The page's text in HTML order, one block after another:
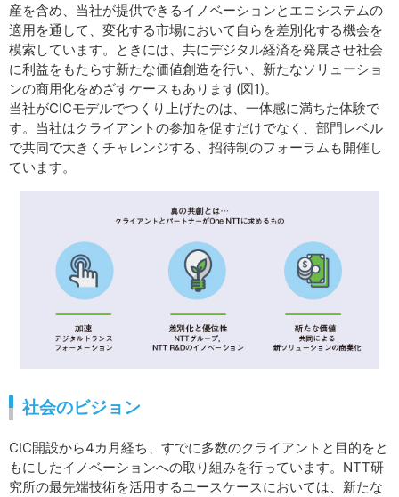
産を含め、当社が提供できるイノベーションとエコシステムの
適用を通して、変化する市場において自らを差別化する機会を
模索しています。ときには、共にデジタル経済を発展させ社会
に利益をもたらす新たな価値創造を行い、新たなソリューショ
ンの商用化をめざすケースもあります(図1)。
当社がCICモデルでつくり上げたのは、一体感に満ちた体験で
す。当社はクライアントの参加を促すだけでなく、部門レベル
で共同で大きくチャレンジする、招待制のフォーラムも開催し
ています。
社会のビジョン
CIC開設から4カ月経ち、すでに多数のクライアントと目的をと
もにしたイノベーションへの取り組みを行っています。NTT研
究所の最先端技術を活用するユースケースにおいては、新たな